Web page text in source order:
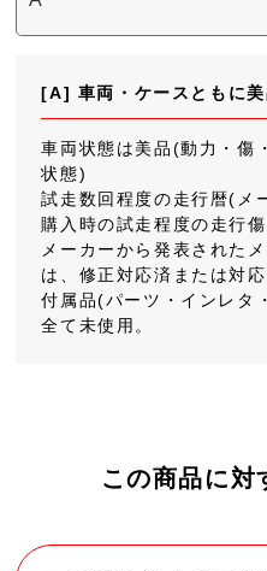
[A] 車両・ケースともに美
車両状態は美品(動力・傷
状態)
試走数回程度の走行暦(メ
購入時の試走程度の走行
メーカーから発表された
は、修正対応済または対
付属品(パーツ・インレタ
全て未使用。
この商品に対